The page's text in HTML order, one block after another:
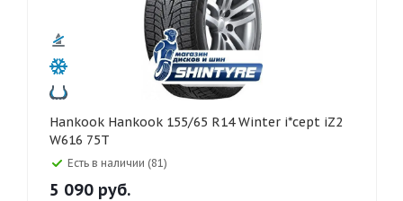
Hankook Hankook 155/65 R14 Winter i*cept iZ2
W616 75T
Есть в наличии (81)
5 090 руб.